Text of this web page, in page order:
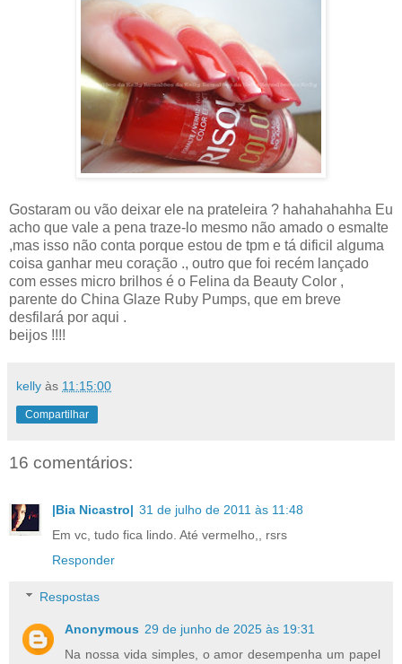
Gostaram ou vão deixar ele na prateleira ? hahahahahha Eu
acho que vale a pena traze-lo mesmo não amado o esmalte
,mas isso não conta porque estou de tpm e tá dificil alguma
coisa ganhar meu coração ., outro que foi recém lançado
com esses micro brilhos é o Felina da Beauty Color ,
parente do China Glaze Ruby Pumps, que em breve
desfilará por aqui .
beijos !!!!
kelly às 11:15:00
Compartilhar
16 comentários:
|Bia Nicastro| 31 de julho de 2011 às 11:48
Em vc, tudo fica lindo. Até vermelho,, rsrs
Responder
Respostas
Anonymous 29 de junho de 2025 às 19:31
Na nossa vida simples, o amor desempenha um papel